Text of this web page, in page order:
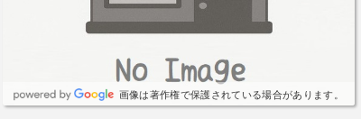
画像は著作権で保護されている場合があります。